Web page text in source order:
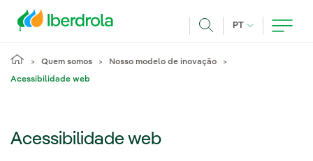
PT IDIOMA ATUAL,
Quem somos Nosso modelo de inovação
Acessibilidade web
Acessibilidade web